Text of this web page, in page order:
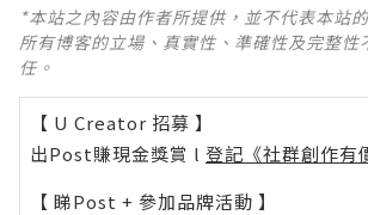
*本站之內容由作者所提供，並不代表本站
所有博客的立場、真實性、準確性及完整性
任。
【 U Creator 招募 】
出Post賺現金獎賞 l 登記《社群創作有
【 睇Post + 參加品牌活動 】